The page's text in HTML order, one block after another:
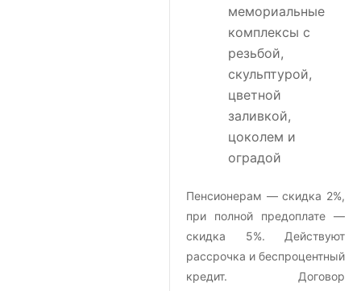
мемориальные
комплексы с
резьбой,
скульптурой,
цветной
заливкой,
цоколем и
оградой
Пенсионерам — скидка 2%,
при полной предоплате —
скидка 5%. Действуют
рассрочка и беспроцентный
кредит. Договор